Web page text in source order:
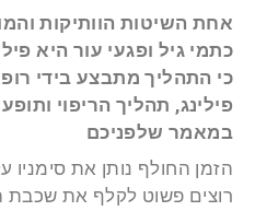
אחת השיטות הוותיקות
כתמי גיל ופגעי עור היא
כי התהליך מתבצע בידי
פילינג, תהליך הריפוי
במאמר שלפניכם
הזמן החולף נותן את סימניו
רוצים פשוט לקלף את שכבת